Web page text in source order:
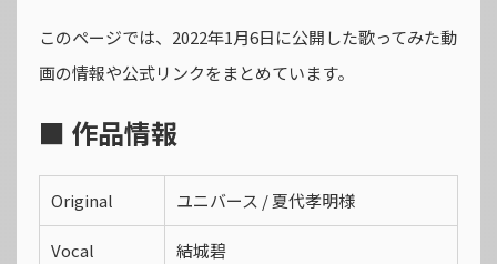
このページでは、2022年1月6日に公開した歌ってみた動
画の情報や公式リンクをまとめています。
■ 作品情報
Original ユニバース / 夏代孝明様
Vocal 結城碧